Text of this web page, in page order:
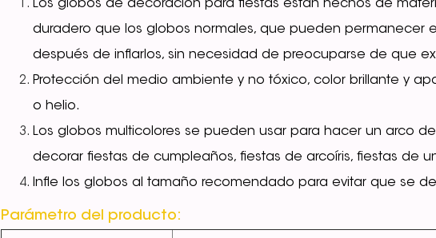
Los globos de decoración para fiestas están hechos de
duradero que los globos normales, que pueden permanecer
después de inflarlos, sin necesidad de preocuparse de que
Protección del medio ambiente y no tóxico, color brillante y
o helio.
Los globos multicolores se pueden usar para hacer un arco
decorar fiestas de cumpleaños, fiestas de arcoíris, fiestas de
Infle los globos al tamaño recomendado para evitar que se
Parámetro del producto: